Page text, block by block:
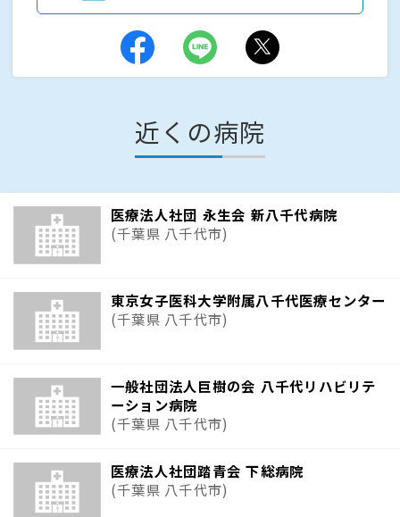
近くの病院
医療法人社団 永生会 新八千代病院
(千葉県 八千代市)
東京女子医科大学附属八千代医療センター
(千葉県 八千代市)
一般社団法人巨樹の会 八千代リハビリテ
ーション病院
(千葉県 八千代市)
医療法人社団踏青会 下総病院
(千葉県 八千代市)